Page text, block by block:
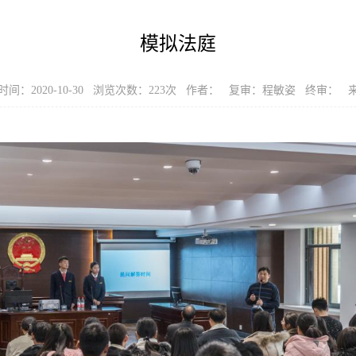
模拟法庭
间：2020-10-30 浏览次数： 223次 作者： 复审：程敏姿 终审：